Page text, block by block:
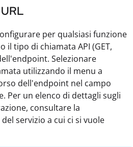
per qualsiasi funzione
il tipo di chiamata API (GET,
Selezionare
utilizzando il menu a
dell'endpoint nel campo
Per un elenco di dettagli sugli
consultare la
servizio a cui ci si vuole